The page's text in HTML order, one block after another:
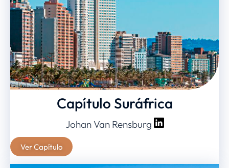
Capítulo Suráfrica
Johan Van Rensburg
Ver Capítulo